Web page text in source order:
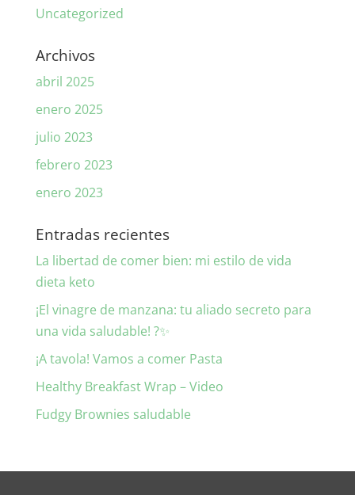
Uncategorized
Archivos
abril 2025
enero 2025
julio 2023
febrero 2023
enero 2023
Entradas recientes
La libertad de comer bien: mi estilo de vida
dieta keto
¡El vinagre de manzana: tu aliado secreto para
una vida saludable! ?✨
¡A tavola! Vamos a comer Pasta
Healthy Breakfast Wrap – Video
Fudgy Brownies saludable